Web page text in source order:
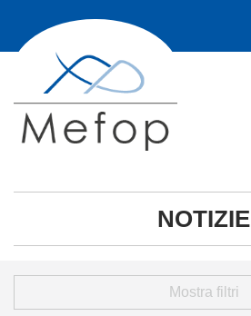
NOTIZIE
Mostra filtri